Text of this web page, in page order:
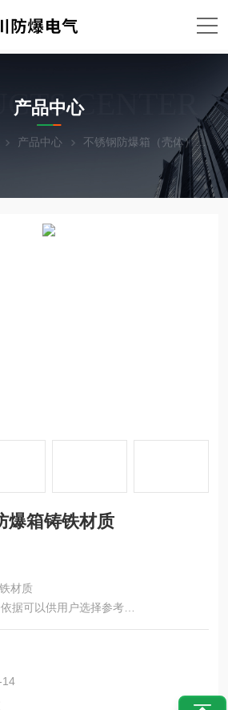
CENTER
产品中心
产品中心 不锈钢防爆箱（壳体）
爆箱铸铁材质
材质
据可以供用户选择参考
性
散的措施
14